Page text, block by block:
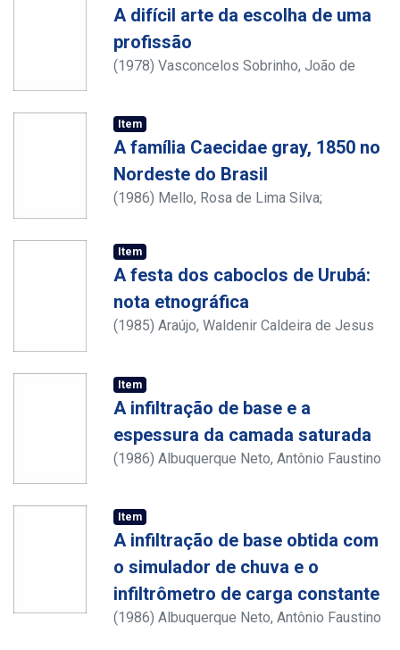
A difícil arte da escolha de uma
profissão
(1978) Vasconcelos Sobrinho, João de
Item
A família Caecidae gray, 1850 no
Nordeste do Brasil
(1986) Mello, Rosa de Lima Silva;
Item
A festa dos caboclos de Urubá:
nota etnográfica
(1985) Araújo, Waldenir Caldeira de Jesus
Item
A infiltração de base e a
espessura da camada saturada
(1986) Albuquerque Neto, Antônio Faustino
Item
A infiltração de base obtida com
o simulador de chuva e o
infiltrômetro de carga constante
(1986) Albuquerque Neto, Antônio Faustino